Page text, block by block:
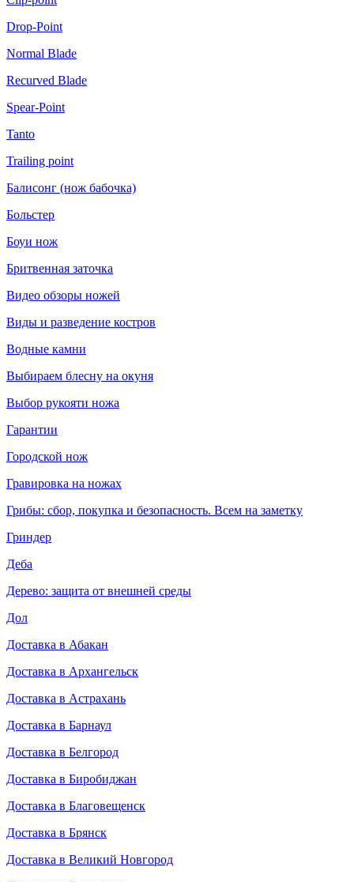
Drop-Point
Normal Blade
Recurved Blade
Spear-Point
Tanto
Trailing point
Балисонг (нож бабочка)
Больстер
Боуи нож
Бритвенная заточка
Видео обзоры ножей
Виды и разведение костров
Водные камни
Выбираем блесну на окуня
Выбор рукояти ножа
Гарантии
Городской нож
Гравировка на ножах
Грибы: сбор, покупка и безопасность. Всем на заметку
Гриндер
Деба
Дерево: защита от внешней среды
Дол
Доставка в Абакан
Доставка в Архангельск
Доставка в Астрахань
Доставка в Барнаул
Доставка в Белгород
Доставка в Биробиджан
Доставка в Благовещенск
Доставка в Брянск
Доставка в Великий Новгород